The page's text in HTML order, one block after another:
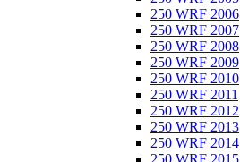
250 WRF 2006
250 WRF 2007
250 WRF 2008
250 WRF 2009
250 WRF 2010
250 WRF 2011
250 WRF 2012
250 WRF 2013
250 WRF 2014
250 WRF 2015